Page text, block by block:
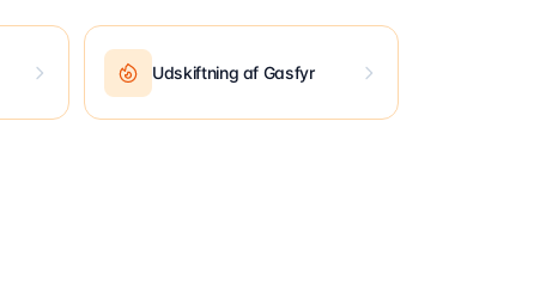
Udskiftning af Gasfyr